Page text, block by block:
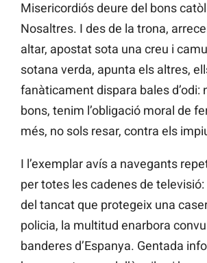
Misericordiós deure del bons
Nosaltres. I des de la trona,
altar, apostat sota una creu i
sotana verda, apunta els altres,
fanàticament dispara bales d’odi:
bons, tenim l’obligació moral de
més, no sols resar, contra els
I l’exemplar avís a navegants
per totes les cadenes de
del tancat que protegeix una
policia, la multitud enarbora
banderes d’Espanya. Gentada